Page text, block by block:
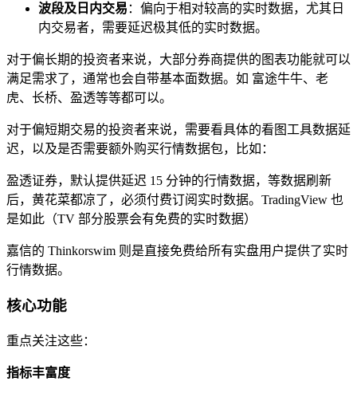
波段及日内交易 ：偏向于相对较高的实时数据，尤其日
内交易者，需要延迟极其低的实时数据。
对于偏长期的投资者来说，大部分券商提供的图表功能就可以
满足需求了，通常也会自带基本面数据。如 富途牛牛、老
虎、长桥、盈透等等都可以。
对于偏短期交易的投资者来说，需要看具体的看图工具数据延
迟，以及是否需要额外购买行情数据包，比如：
盈透证券，默认提供延迟 15 分钟的行情数据，等数据刷新
后，黄花菜都凉了，必须付费订阅实时数据。TradingView 也
是如此（TV 部分股票会有免费的实时数据）
嘉信的 Thinkorswim 则是直接免费给所有实盘用户提供了实时
行情数据。
核心功能
重点关注这些：
指标丰富度